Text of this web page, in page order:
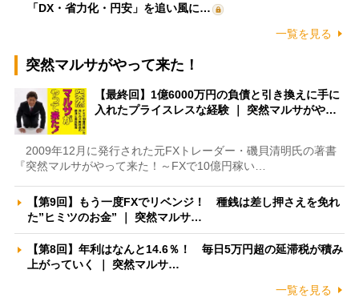
「DX・省力化・円安」を追い風に…
一覧を見る
突然マルサがやって来た！
【最終回】1億6000万円の負債と引き換えに手に
入れたプライスレスな経験 ｜ 突然マルサがや…
2009年12月に発行された元FXトレーダー・磯貝清明氏の著書
『突然マルサがやって来た！～FXで10億円稼い…
【第9回】もう一度FXでリベンジ！ 種銭は差し押さえを免れ
た”ヒミツのお金” ｜ 突然マルサ…
【第8回】年利はなんと14.6％！ 毎日5万円超の延滞税が積み
上がっていく ｜ 突然マルサ…
一覧を見る